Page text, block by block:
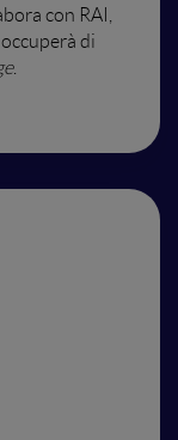
con RAI,
occuperà di
.